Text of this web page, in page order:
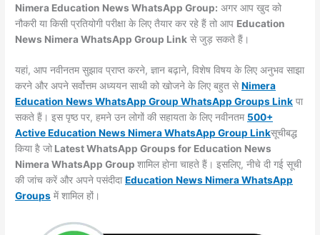
Nimera Education News WhatsApp Group: अगर आप खुद को
नौकरी या किसी प्रतियोगी परीक्षा के लिए तैयार कर रहे हैं तो आप Education
News Nimera WhatsApp Group Link से जुड़ सकते हैं।
यहां, आप नवीनतम सुझाव प्राप्त करने, ज्ञान बढ़ाने, विशेष विषय के लिए अनुभव साझा
करने और अपने सर्वोत्तम अध्ययन साथी को खोजने के लिए बहुत सेNimera
Education News WhatsApp Group WhatsApp GroupsLink पा
सकते हैं। इस पृष्ठ पर, हमने उन लोगों की सहायता के लिए नवीनतम 500+
Active Education News Nimera WhatsApp Group Linkसूचीबद्ध
किया है जो Latest WhatsApp Groups for Education News
Nimera WhatsApp Groupशामिल होना चाहते हैं। इसलिए, नीचे दी गई सूची
की जांच करें और अपने पसंदीदाEducation News Nimera WhatsApp
Groups में शामिल हों।